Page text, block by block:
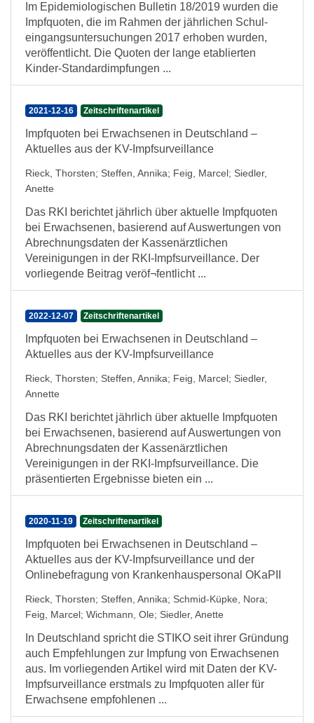
Im Epidemiologischen Bulletin 18/2019 wurden die
Impf­quoten, die im Rahmen der jährlichen Schul­
eingangs­unter­suchungen 2017 erhoben wurden,
veröffentlicht. Die Quoten der lange etablierten
Kinder-Standard­impfungen ...
2021-12-16 Zeitschriftenartikel
Impfquoten bei Erwachsenen in Deutschland –
Aktuelles aus der KV-Impfsurveillance
Rieck, Thorsten; Steffen, Annika; Feig, Marcel; Siedler,
Anette
Das RKI berichtet jährlich über aktuelle Impfquoten
bei Erwachsenen, basierend auf Auswertungen von
Abrechnungsdaten der Kassenärztlichen
Vereinigungen in der RKI-Impfsurveillance. Der
vorliegende Beitrag veröf¬fentlicht ...
2022-12-07 Zeitschriftenartikel
Impfquoten bei Erwachsenen in Deutschland –
Aktuelles aus der KV-Impfsurveillance
Rieck, Thorsten; Steffen, Annika; Feig, Marcel; Siedler,
Annette
Das RKI berichtet jährlich über aktuelle Impfquoten
bei Erwachsenen, basierend auf Auswertungen von
Abrechnungsdaten der Kassenärztlichen
Vereinigungen in der RKI-Impfsurveillance. Die
präsentierten Ergebnisse bieten ein ...
2020-11-19 Zeitschriftenartikel
Impfquoten bei Erwachsenen in Deutschland –
Aktuelles aus der KV-Impfsurveillance und der
Onlinebefragung von Krankenhauspersonal OKaPII
Rieck, Thorsten; Steffen, Annika; Schmid-Küpke, Nora;
Feig, Marcel; Wichmann, Ole; Siedler, Anette
In Deutschland spricht die STIKO seit ihrer Gründung
auch Empfehlungen zur Impfung von Erwachsenen
aus. Im vorliegenden Artikel wird mit Daten der KV-
Impfsurveillance erstmals zu Impfquoten aller für
Erwachsene empfohlenen ...